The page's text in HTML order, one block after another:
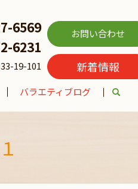
6569
6231
19-101
お問い合わせ
新着情報
バラエティブログ search